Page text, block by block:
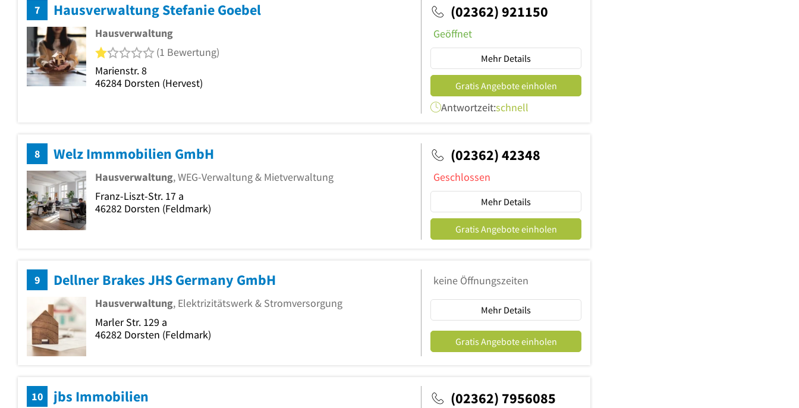
7 Hausverwaltung Stefanie Goebel
Hausverwaltung
1 von 5 Sternen
(1 Bewertung)
Marienstr. 8
46284 Dorsten (Hervest)
(02362) 921150
Geöffnet
Mehr Details
Gratis Angebote einholen
Antwortzeit:schnell
8 Welz Immmobilien GmbH
Hausverwaltung, WEG-Verwaltung & Mietverwaltung
Franz-Liszt-Str. 17 a
46282 Dorsten (Feldmark)
(02362) 42348
Geschlossen
Mehr Details
Gratis Angebote einholen
9 Dellner Brakes JHS Germany GmbH
Hausverwaltung, Elektrizitätswerk & Stromversorgung
Marler Str. 129 a
46282 Dorsten (Feldmark)
keine Öffnungszeiten
Mehr Details
Gratis Angebote einholen
10 jbs Immobilien (02362) 7956085